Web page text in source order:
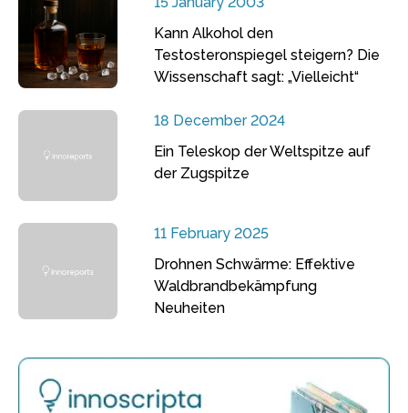
Kann Alkohol den
Testosteronspiegel steigern? Die
Wissenschaft sagt: „Vielleicht“
18 December 2024
Ein Teleskop der Weltspitze auf
der Zugspitze
11 February 2025
Drohnen Schwärme: Effektive
Waldbrandbekämpfung
Neuheiten